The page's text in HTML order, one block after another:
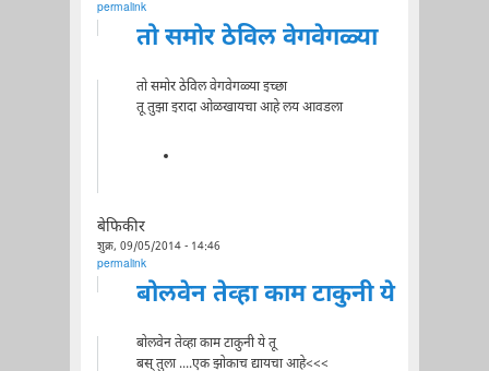
permalink
तो समोर ठेविल वेगवेगळ्या
तो समोर ठेविल वेगवेगळ्या इच्छा
तू तुझा इरादा ओळखायचा आहे लय आवडला
बेफिकीर
शुक्र, 09/05/2014 - 14:46
permalink
बोलवेन तेव्हा काम टाकुनी ये
बोलवेन तेव्हा काम टाकुनी ये तू
बस् तुला ....एक झोकाच द्यायचा आहे<<<